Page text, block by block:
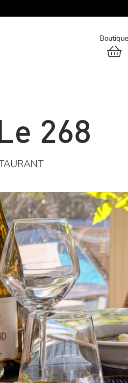
Boutique
268